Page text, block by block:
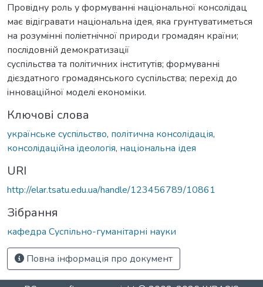
Провiдну роль у формуваннi нацiональної консолiдац
має вiдiгравати нацiональна iдея, яка грунтуватиметься
на розумiннi полiетнiчної природи громадян країни;
послiдовнiй демократизацiї
суспільства та полiтичних iнститутiв; формуваннi
дiєздатного громадянського суспільства; перехiд до
iнновацiйної моделi економіки.
Ключові слова
українське суспiльство, політична консолідація,
консолiдацiйна iдeoлoгiя, національна ідея
URI
http://elar.tsatu.edu.ua/handle/123456789/10861
Зібрання
кафедра Суспільно-гуманітарні науки
Повна інформація про документ